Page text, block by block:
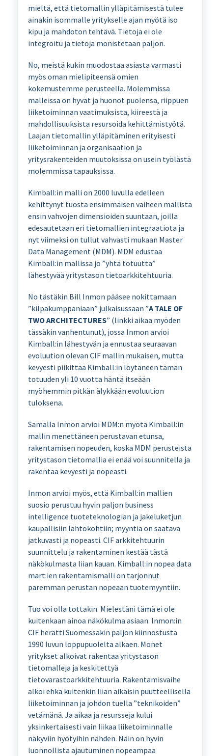
mieltä, että tietomallin ylläpitämisestä tulee
ainakin isommalle yritykselle ajan myötä iso
kipu ja mahdoton tehtävä. Tietoja ei ole
integroitu ja tietoja monistetaan paljon.
No, meistä kukin muodostaa asiasta varmasti
myös oman mielipiteensä omien
kokemustemme perusteella. Molemmissa
malleissa on hyvät ja huonot puolensa, riippuen
liiketoiminnan vaatimuksista, kiireestä ja
mahdollisuuksista resursoida kehittämistyötä.
Laajan tietomallin ylläpitäminen erityisesti
liiketoiminnan ja organisaation ja
yritysrakenteiden muutoksissa on usein työlästä
molemmissa tapauksissa.
Kimball:in malli on 2000 luvulla edelleen
kehittynyt tuosta ensimmäisen vaiheen mallista
ensin vahvojen dimensioiden suuntaan, joilla
edesautetaan eri tietomallien integraatiota ja
nyt viimeksi on tullut vahvasti mukaan Master
Data Management (MDM). MDM edustaa
Kimball:in mallissa jo ”yhtä totuutta”
lähestyvää yritystason tietoarkkitehtuuria.
No tästäkin Bill Inmon pääsee nokittamaan
”kilpakumppaniaan” julkaisussaan ”A TALE OF
TWO ARCHITECTURES” (linkki aikaa myöden
tässäkin vanhentunut), jossa Inmon arvioi
Kimball:in lähestyvän ja ennustaa seuraavan
evoluution olevan CIF mallin mukaisen, mutta
kevyesti piikittää Kimball:in löytäneen tämän
totuuden yli 10 vuotta häntä itseään
myöhemmin pitkän älykkään evoluution
tuloksena.
Samalla Inmon arvioi MDM:n myötä Kimball:in
mallin menettäneen perustavan etunsa,
rakentamisen nopeuden, koska MDM perusteista
yritystason tietomallia ei enää voi suunnitella ja
rakentaa kevyesti ja nopeasti.
Inmon arvioi myös, että Kimball:in mallien
suosio perustuu hyvin paljon business
intelligence tuoteteknologian ja jakeluketjun
kaupallisiin lähtökohtiin; myyntiä on saatava
jatkuvasti ja nopeasti. CIF arkkitehtuurin
suunnittelu ja rakentaminen kestää tästä
näkökulmasta liian kauan. Kimball:in nopea data
mart:ien rakentamismalli on tarjonnut
paremman perustan nopeaan tuotemyyntiin.
Tuo voi olla tottakin. Mielestäni tämä ei ole
kuitenkaan ainoa näkökulma asiaan. Inmon:in
CIF herätti Suomessakin paljon kiinnostusta
1990 luvun loppupuolelta alkaen. Monet
yritykset alkoivat rakentaa yritystason
tietomalleja ja keskitettyä
tietovarastoarkkitehtuuria. Rakentamisvaihe
alkoi ehkä kuitenkin liian aikaisin puutteellisella
liiketoiminnan ja johdon tuella ”teknikoiden”
vetämänä. Ja aikaa ja resursseja kului
yksinkertaisesti vain liikaa liiketoiminnalle
näkyviin hyötyihin nähden. Näin on hyvin
luonnollista ajautuminen nopeampaa